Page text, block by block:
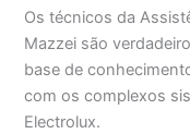
Os técnicos da
Mazzei são
base de
com os complexos
Electrolux.